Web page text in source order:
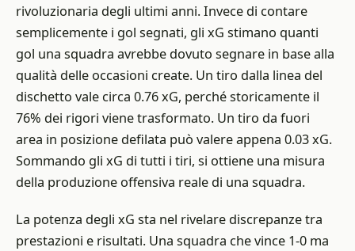
rivoluzionaria degli ultimi anni. Invece di contare
semplicemente i gol segnati, gli xG stimano quanti
gol una squadra avrebbe dovuto segnare in base alla
qualità delle occasioni create. Un tiro dalla linea del
dischetto vale circa 0.76 xG, perché storicamente il
76% dei rigori viene trasformato. Un tiro da fuori
area in posizione defilata può valere appena 0.03 xG.
Sommando gli xG di tutti i tiri, si ottiene una misura
della produzione offensiva reale di una squadra.
La potenza degli xG sta nel rivelare discrepanze tra
prestazioni e risultati. Una squadra che vince 1-0 ma